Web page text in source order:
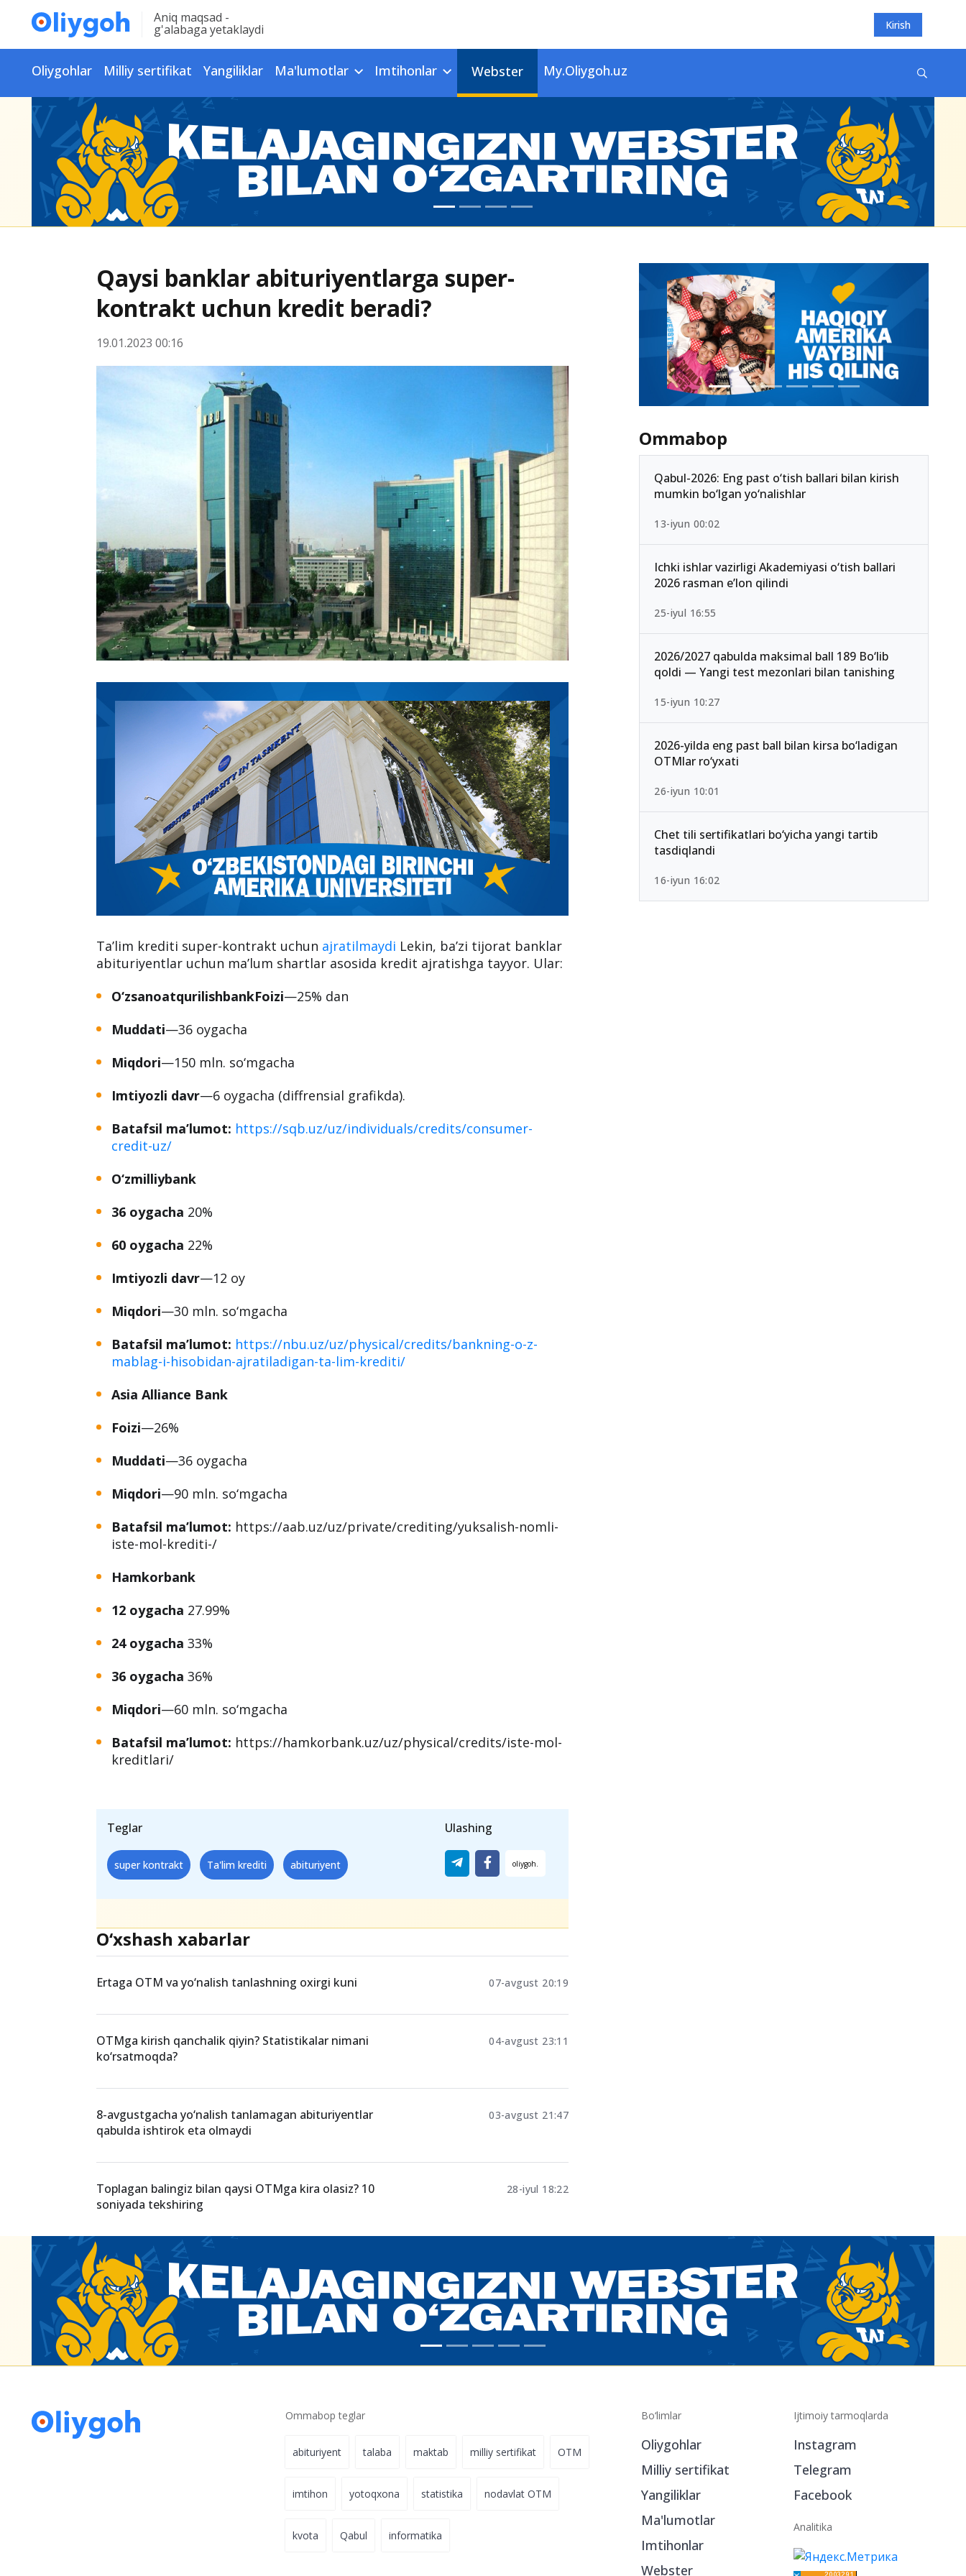
Aniq maqsad -
g'alabaga yetaklaydi Kirish
Oliygohlar Milliy sertifikat Yangiliklar Ma'lumotlar Imtihonlar Webster My.Oliygoh.uz
Qaysi banklar abituriyentlarga super-
kontrakt uchun kredit beradi?
19.01.2023 00:16
Ta’lim krediti super-kontrakt uchun ajratilmaydi Lekin, ba’zi tijorat banklar
abituriyentlar uchun ma’lum shartlar asosida kredit ajratishga tayyor. Ular:
O‘zsanoatqurilishbankFoizi—25% dan
Muddati—36 oygacha
Miqdori—150 mln. so‘mgacha
Imtiyozli davr—6 oygacha (diffrensial grafikda).
Batafsil ma’lumot: https://sqb.uz/uz/individuals/credits/consumer-
credit-uz/
O‘zmilliybank
36 oygacha 20%
60 oygacha 22%
Imtiyozli davr—12 oy
Miqdori—30 mln. so‘mgacha
Batafsil ma’lumot: https://nbu.uz/uz/physical/credits/bankning-o-z-
mablag-i-hisobidan-ajratiladigan-ta-lim-krediti/
Asia Alliance Bank
Foizi—26%
Muddati—36 oygacha
Miqdori—90 mln. so‘mgacha
Batafsil ma’lumot: https://aab.uz/uz/private/crediting/yuksalish-nomli-
iste-mol-krediti-/
Hamkorbank
12 oygacha 27.99%
24 oygacha 33%
36 oygacha 36%
Miqdori—60 mln. so‘mgacha
Batafsil ma’lumot: https://hamkorbank.uz/uz/physical/credits/iste-mol-
kreditlari/
Teglar
super kontrakt Ta'lim krediti abituriyent
Ulashing
O‘xshash xabarlar
Ertaga OTM va yo‘nalish tanlashning oxirgi kuni 07-avgust 20:19
OTMga kirish qanchalik qiyin? Statistikalar nimani
ko‘rsatmoqda?
04-avgust 23:11
8-avgustgacha yo‘nalish tanlamagan abituriyentlar
qabulda ishtirok eta olmaydi
03-avgust 21:47
Toplagan balingiz bilan qaysi OTMga kira olasiz? 10
soniyada tekshiring
28-iyul 18:22
Ommabop
Qabul-2026: Eng past o‘tish ballari bilan kirish
mumkin bo‘lgan yo‘nalishlar
13-iyun 00:02
Ichki ishlar vazirligi Akademiyasi o‘tish ballari
2026 rasman e’lon qilindi
25-iyul 16:55
2026/2027 qabulda maksimal ball 189 Bo‘lib
qoldi — Yangi test mezonlari bilan tanishing
15-iyun 10:27
2026-yilda eng past ball bilan kirsa bo‘ladigan
OTMlar ro‘yxati
26-iyun 10:01
Chet tili sertifikatlari bo‘yicha yangi tartib
tasdiqlandi
16-iyun 16:02
Ommabop teglar
abituriyent talaba maktab milliy sertifikat OTM
imtihon yotoqxona statistika nodavlat OTM
kvota Qabul informatika
Bo‘limlar
Oliygohlar
Milliy sertifikat
Yangiliklar
Ma'lumotlar
Imtihonlar
Webster
Ijtimoiy tarmoqlarda
Instagram
Telegram
Facebook
Analitika